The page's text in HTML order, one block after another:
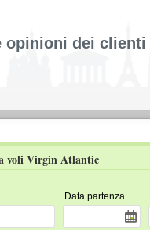
opinioni dei clienti
voli Virgin Atlantic
Data partenza